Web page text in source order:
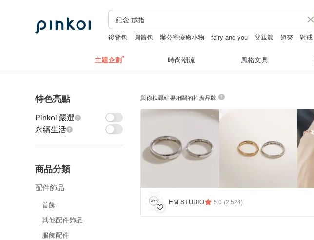
後背包 圓筒包 辦公室療癒小物 fairy and you 父親節 短夾 對戒
主題企劃 時尚潮流 風格文具
特色亮點
Pinkoi 嚴選
永續生活
商品分類
配件飾品
首飾
其他配件飾品
服飾配件
與你搜尋結果相關的推廣品牌
EM STUDIO 5.0 (2,524)